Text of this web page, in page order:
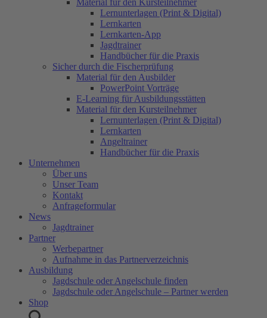
Material für den Kursteilnehmer
Lernunterlagen (Print & Digital)
Lernkarten
Lernkarten-App
Jagdtrainer
Handbücher für die Praxis
Sicher durch die Fischerprüfung
Material für den Ausbilder
PowerPoint Vorträge
E-Learning für Ausbildungsstätten
Material für den Kursteilnehmer
Lernunterlagen (Print & Digital)
Lernkarten
Angeltrainer
Handbücher für die Praxis
Unternehmen
Über uns
Unser Team
Kontakt
Anfrageformular
News
Jagdtrainer
Partner
Werbepartner
Aufnahme in das Partnerverzeichnis
Ausbildung
Jagdschule oder Angelschule finden
Jagdschule oder Angelschule – Partner werden
Shop